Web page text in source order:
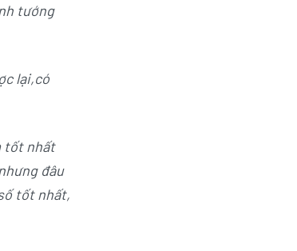
tướng
lại,có
tốt nhất
đâu
tốt nhất,